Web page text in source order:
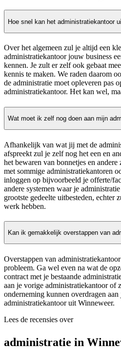
Hoe snel kan het administratiekantoor
Over het algemeen zul je altijd een
administratiekantoor jouw business
kennen. Je zult er zelf ook gebaat
kennis te maken. We raden daarom
de administratie moet opleveren pas
administratiekantoor. Het kan wel,
Wat moet ik zelf nog doen aan mijn
Afhankelijk van wat jij met de
afspreekt zul je zelf nog het een en
het bewaren van bonnetjes en
met sommige administratiekantoren
inloggen op bijvoorbeeld je offerte/
andere systemen waar je
grootste gedeelte uitbesteden, echter
werk hebben.
Kan ik gemakkelijk overstappen van
Overstappen van
probleem. Ga wel even na wat de
contract met je bestaande
aan je vorige administratiekantoor of
onderneming kunnen overdragen
administratiekantoor uit Winneweer.
Lees de recensies over
administratie in